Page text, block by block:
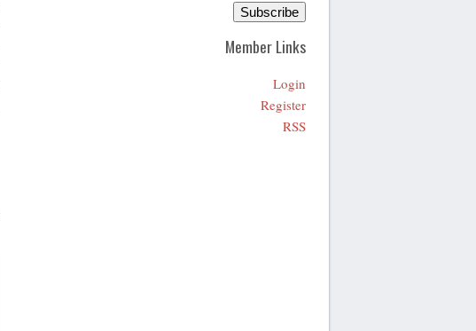
الإلكتروني
Subscribe
Member Links
Login
Register
RSS